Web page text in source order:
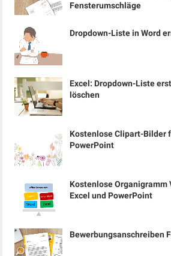
Fensterumschläge
Dropdown-Liste in Word
Excel: Dropdown-Liste
löschen
Kostenlose Clipart-Bilder
PowerPoint
Kostenlose Organigramm
Excel und PowerPoint
Bewerbungsanschreiben